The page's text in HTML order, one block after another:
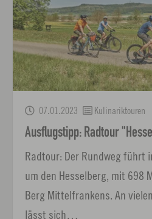
07.01.2023 Kulinariktouren
Ausflugstipp: Radtour
Radtour: Der Rundweg führt
um den Hesselberg, mit 698
Berg Mittelfrankens. An
lässt sich…